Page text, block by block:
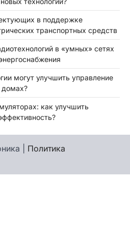
в поддержке
транспортных средств
в «умных» сетях
могут улучшить управление
домах?
как улучшить
| Политика